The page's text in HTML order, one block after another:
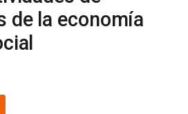
de la economía